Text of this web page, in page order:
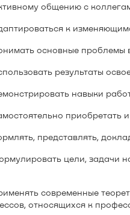
общению с
к
основные проблемы
результаты
навыки
приобретать
представлять,
цели, задачи
современные
относящихся к